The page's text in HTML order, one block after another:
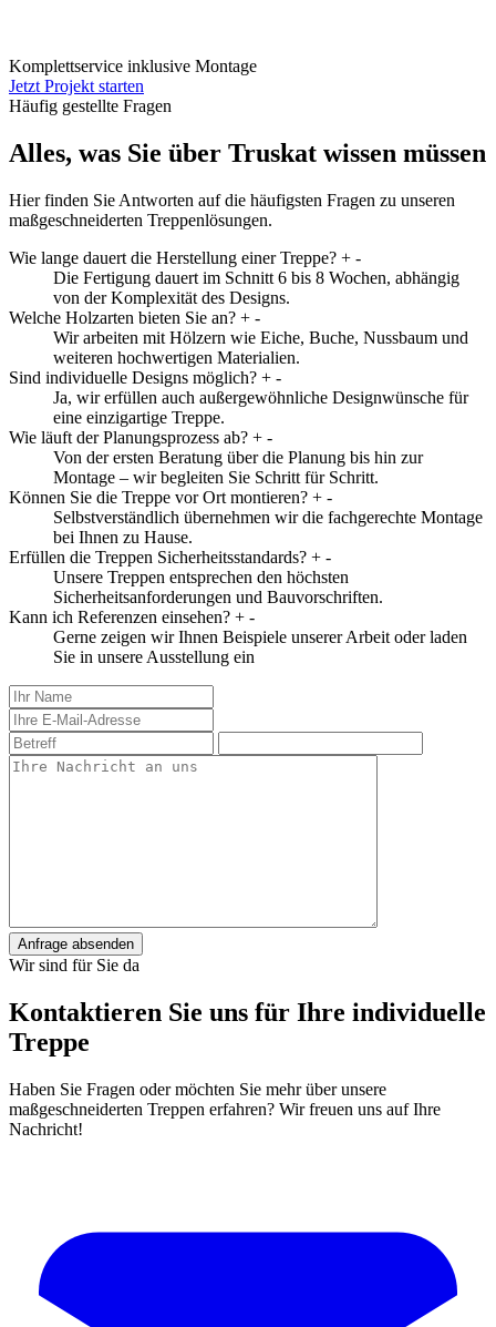
Komplettservice inklusive Montage
Jetzt Projekt starten
Häufig gestellte Fragen
Alles, was Sie über Truskat wissen müssen
Hier finden Sie Antworten auf die häufigsten Fragen zu unseren
maßgeschneiderten Treppenlösungen.
Wie lange dauert die Herstellung einer Treppe? + -
Die Fertigung dauert im Schnitt 6 bis 8 Wochen, abhängig
von der Komplexität des Designs.
Welche Holzarten bieten Sie an? + -
Wir arbeiten mit Hölzern wie Eiche, Buche, Nussbaum und
weiteren hochwertigen Materialien.
Sind individuelle Designs möglich? + -
Ja, wir erfüllen auch außergewöhnliche Designwünsche für
eine einzigartige Treppe.
Wie läuft der Planungsprozess ab? + -
Von der ersten Beratung über die Planung bis hin zur
Montage – wir begleiten Sie Schritt für Schritt.
Können Sie die Treppe vor Ort montieren? + -
Selbstverständlich übernehmen wir die fachgerechte Montage
bei Ihnen zu Hause.
Erfüllen die Treppen Sicherheitsstandards? + -
Unsere Treppen entsprechen den höchsten
Sicherheitsanforderungen und Bauvorschriften.
Kann ich Referenzen einsehen? + -
Gerne zeigen wir Ihnen Beispiele unserer Arbeit oder laden
Sie in unsere Ausstellung ein
Anfrage absenden
Wir sind für Sie da
Kontaktieren Sie uns für Ihre individuelle
Treppe
Haben Sie Fragen oder möchten Sie mehr über unsere
maßgeschneiderten Treppen erfahren? Wir freuen uns auf Ihre
Nachricht!